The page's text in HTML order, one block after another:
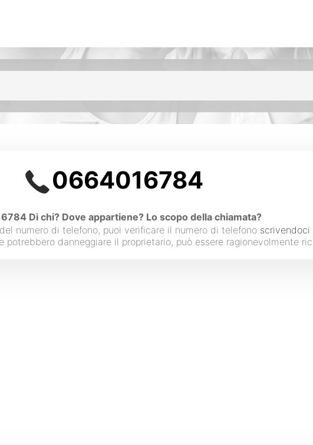
0664016784
Di chi? Dove appartiene? Lo scopo della chiamata?
numero di telefono, puoi verificare il numero di telefono scrivendoci
danneggiare il proprietario, può essere ragionevolmente